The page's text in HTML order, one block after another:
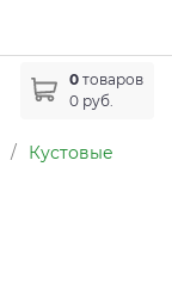
0 товаров
0 руб.
/
Кустовые